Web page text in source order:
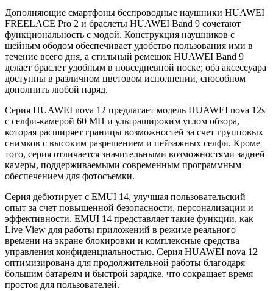
Дополняющие смартфоны беспроводные наушники HUAWEI
FREELACE Pro 2 и браслеты HUAWEI Band 9 сочетают
функциональность с модой. Конструкция наушников с
шейным ободом обеспечивает удобство пользования ими в
течение всего дня, а стильный ремешок HUAWEI Band 9
делает браслет удобным в повседневной носке; оба аксессуара
доступны в различном цветовом исполнении, способном
дополнить любой наряд.
Серия HUAWEI nova 12 предлагает модель HUAWEI nova 12s
с селфи-камерой 60 МП и ультрашироким углом обзора,
которая расширяет границы возможностей за счет групповых
снимков с высоким разрешением и пейзажных селфи. Кроме
того, серия отличается значительными возможностями задней
камеры, поддерживаемыми современным программным
обеспечением для фотосъемки.
Серия дебютирует с EMUI 14, улучшая пользовательский
опыт за счет повышенной безопасности, персонализации и
эффективности. EMUI 14 представляет такие функции, как
Live View для работы приложений в режиме реального
времени на экране блокировки и комплексные средства
управления конфиденциальностью. Серия HUAWEI nova 12
оптимизирована для продолжительной работы благодаря
большим батареям и быстрой зарядке, что сокращает время
простоя для пользователей.